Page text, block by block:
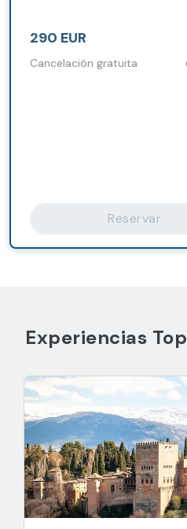
290 EUR
Cancelación gratuita
Reservar
Experiencias Top